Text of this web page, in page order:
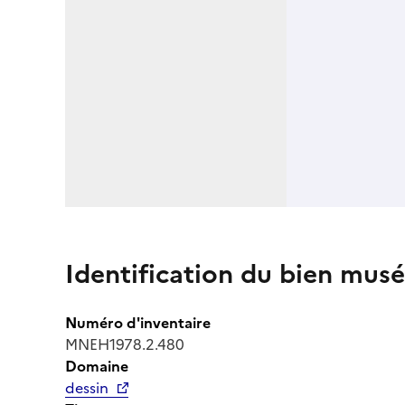
Identification du bien
Numéro d'inventaire
MNEH1978.2.480
Domaine
dessin